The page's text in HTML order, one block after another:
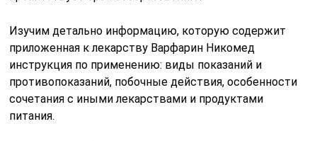
Изучим детально информацию, которую содержит
приложенная к лекарству Варфарин Никомед
инструкция по применению: виды показаний и
противопоказаний, побочные действия, особенности
сочетания с иными лекарствами и продуктами
питания.